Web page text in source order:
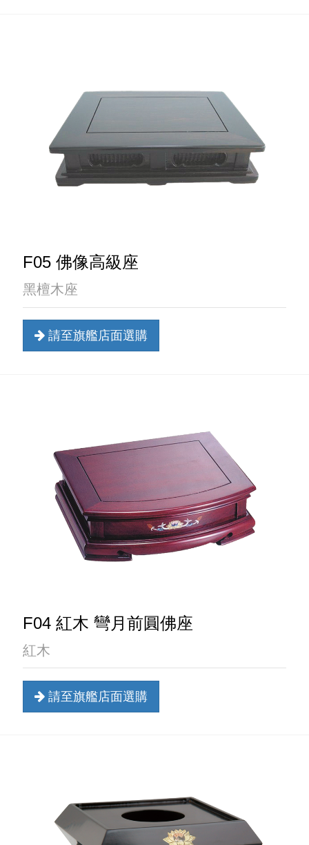
F05 佛像高級座
黑檀木座
請至旗艦店面選購
F04 紅木 彎月前圓佛座
紅木
請至旗艦店面選購